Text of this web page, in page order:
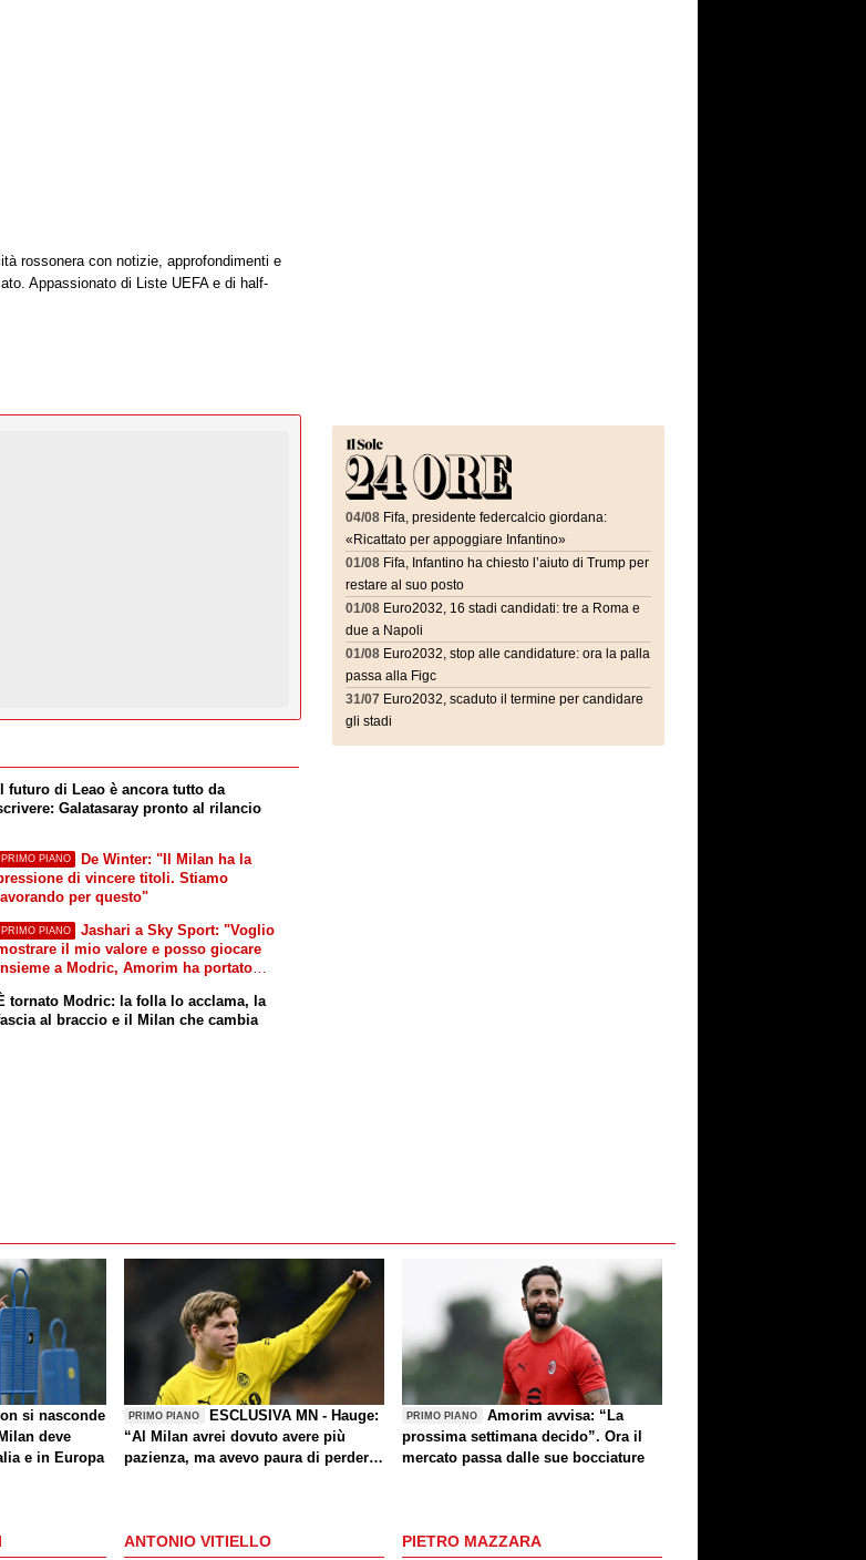
rossonera con notizie, approfondimenti e
Appassionato di Liste UEFA e di half-
Il futuro di Leao è ancora tutto da
Galatasaray pronto al rilancio
PRIMO PIANO
De Winter: "Il Milan ha la
di vincere titoli. Stiamo
per questo"
PRIMO PIANO
Jashari a Sky Sport: "Voglio
il mio valore e posso giocare
a Modric, Amorim ha portato
tornato Modric: la folla lo acclama, la
al braccio e il Milan che cambia
04/08 Fifa, presidente federcalcio giordana:
«Ricattato per appoggiare Infantino»
01/08 Fifa, Infantino ha chiesto l’aiuto di Trump per
restare al suo posto
01/08 Euro2032, 16 stadi candidati: tre a Roma e
due a Napoli
01/08 Euro2032, stop alle candidature: ora la palla
passa alla Figc
31/07 Euro2032, scaduto il termine per candidare
gli stadi
si nasconde
deve
e in Europa
PRIMO PIANO
ESCLUSIVA MN - Hauge:
“Al Milan avrei dovuto avere più
pazienza, ma avevo paura di perdere
un giorno? Magari. Forza Milan!”
PRIMO PIANO
Amorim avvisa: “La
prossima settimana decido”. Ora il
mercato passa dalle sue bocciature
ANTONIO VITIELLO PIETRO MAZZARA